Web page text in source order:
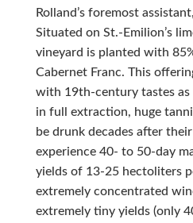
Rolland’s foremost
Situated on St.-Emilion’s
vineyard is planted with
Cabernet Franc. This
with 19th-century tastes
in full extraction, huge
be drunk decades after
experience 40- to 50-day
yields of 13-25 hectoliters
extremely concentrated
extremely tiny yields (only